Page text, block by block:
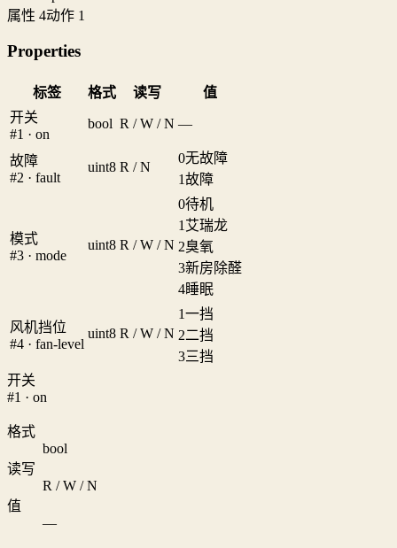
属性 4动作 1
Properties
标签 格式 读写
值
开关
#1 · on
bool R / W / N —
故障
#2 · fault
uint8 R / N
0无故障
1故障
模式
#3 · mode
uint8 R / W / N
0待机
1 艾瑞龙
2臭氧
3新房除醛
4睡眠
风机挡位
#4 · fan-level
uint8 R / W / N
1一挡
2二挡
3三挡
开关
#1 · on
格式
bool
读写
R / W / N
值
—